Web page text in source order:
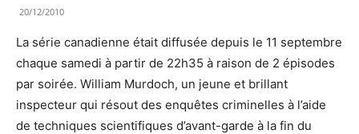
20/12/2010
La série canadienne était diffusée depuis le 11 septembre
chaque samedi à partir de 22h35 à raison de 2 épisodes
par soirée. William Murdoch, un jeune et brillant
inspecteur qui résout des enquêtes criminelles à l’aide
de techniques scientifiques d’avant-garde à la fin du